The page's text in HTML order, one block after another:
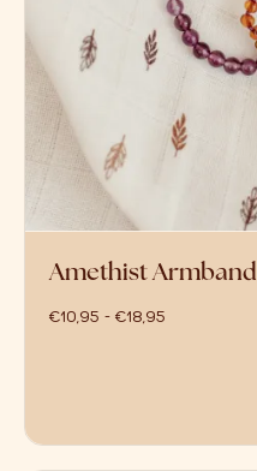
Amethist Armband
€10,95 - €18,95